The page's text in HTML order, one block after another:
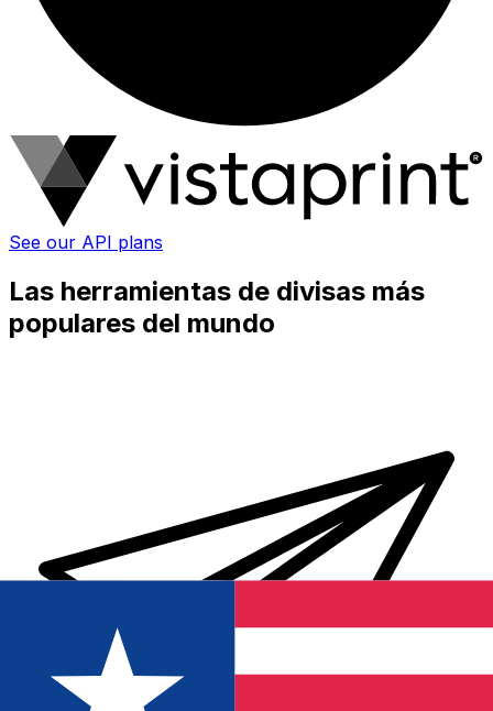
See our API plans
Las herramientas de divisas más
populares del mundo